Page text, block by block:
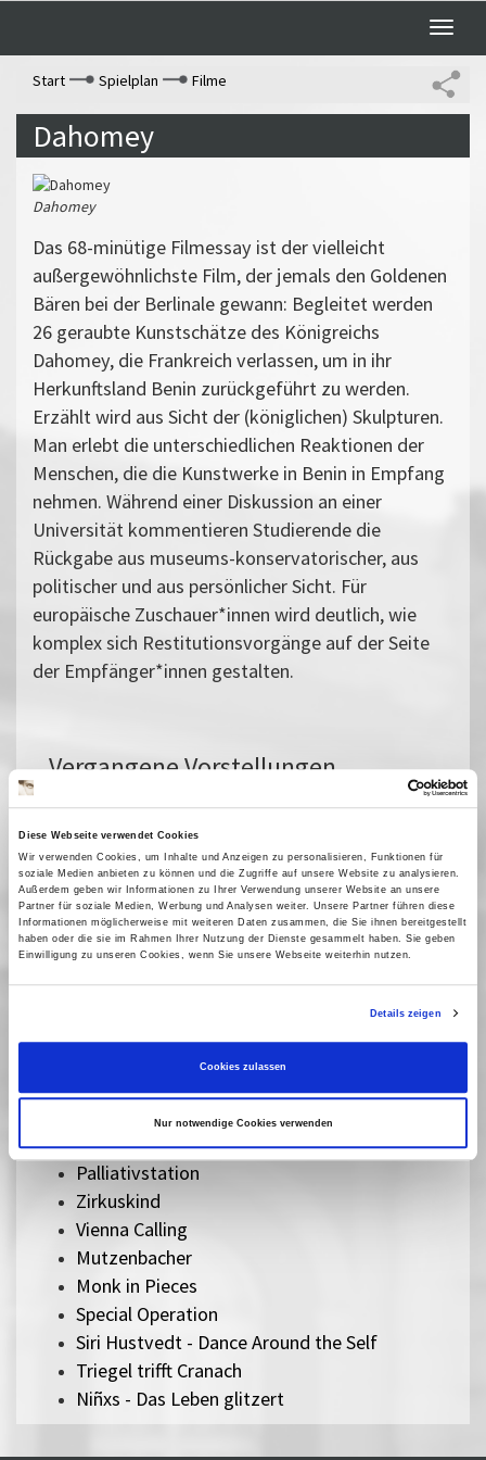
Diese Webseite verwendet Cookies
Wir verwenden Cookies, um Inhalte und Anzeigen zu personalisieren, Funktionen für
soziale Medien anbieten zu können und die Zugriffe auf unsere Website zu analysieren.
Außerdem geben wir Informationen zu Ihrer Verwendung unserer Website an unsere
Partner für soziale Medien, Werbung und Analysen weiter. Unsere Partner führen diese
Informationen möglicherweise mit weiteren Daten zusammen, die Sie ihnen bereitgestellt
haben oder die sie im Rahmen Ihrer Nutzung der Dienste gesammelt haben. Sie geben
Einwilligung zu unseren Cookies, wenn Sie unsere Webseite weiterhin nutzen.
Details zeigen
Cookies zulassen
Nur notwendige Cookies verwenden
Toggle
Start
Spielplan Filme
Dahomey
Dahomey
Das 68-minütige Filmessay ist der vielleicht
außergewöhnlichste Film, der jemals den Goldenen
Bären bei der Berlinale gewann: Begleitet werden
26 geraubte Kunstschätze des Königreichs
Dahomey, die Frankreich verlassen, um in ihr
Herkunftsland Benin zurückgeführt zu werden.
Erzählt wird aus Sicht der (königlichen) Skulpturen.
Man erlebt die unterschiedlichen Reaktionen der
Menschen, die die Kunstwerke in Benin in Empfang
nehmen. Während einer Diskussion an einer
Universität kommentieren Studierende die
Rückgabe aus museums-konservatorischer, aus
politischer und aus persönlicher Sicht. Für
europäische Zuschauer*innen wird deutlich, wie
komplex sich Restitutionsvorgänge auf der Seite
der Empfänger*innen gestalten.
Vergangene Vorstellungen
04 Dezember 2024| 19:30
05 Dezember 2024
11 Dezember 2024| 17:00
12 Dezember 2024| 21:45
19 Dezember 2024| 19:15
21 Dezember 2024| 17:00
New Realities
Unter dem Titel »New Realities« präsentieren wir
Dokumentarfilme, die sich jenseits gängiger, fernsehtauglicher
Formate auf Wagnisse einlassen, eigene ästhetische Wege
Palliativstation
Zirkuskind
Vienna Calling
Mutzenbacher
Monk in Pieces
Special Operation
Siri Hustvedt - Dance Around the Self
Triegel trifft Cranach
Niñxs - Das Leben glitzert